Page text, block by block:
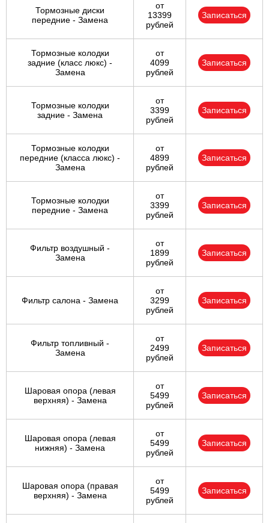
Тормозные диски
передние - Замена
от
13399
рублей
Записаться
Тормозные колодки
задние (класс люкс) -
Замена
от
4099
рублей
Записаться
Тормозные колодки
задние - Замена
от
3399
рублей
Записаться
Тормозные колодки
передние (класса люкс) -
Замена
от
4899
рублей
Записаться
Тормозные колодки
передние - Замена
от
3399
рублей
Записаться
Фильтр воздушный -
Замена
от
1899
рублей
Записаться
Фильтр салона - Замена
от
3299
рублей
Записаться
Фильтр топливный -
Замена
от
2499
рублей
Записаться
Шаровая опора (левая
верхняя) - Замена
от
5499
рублей
Записаться
Шаровая опора (левая
нижняя) - Замена
от
5499
рублей
Записаться
Шаровая опора (правая
верхняя) - Замена
от
5499
рублей
Записаться